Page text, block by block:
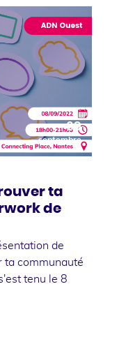
09
septembre
ta
de
de
ta communauté
tenu le 8